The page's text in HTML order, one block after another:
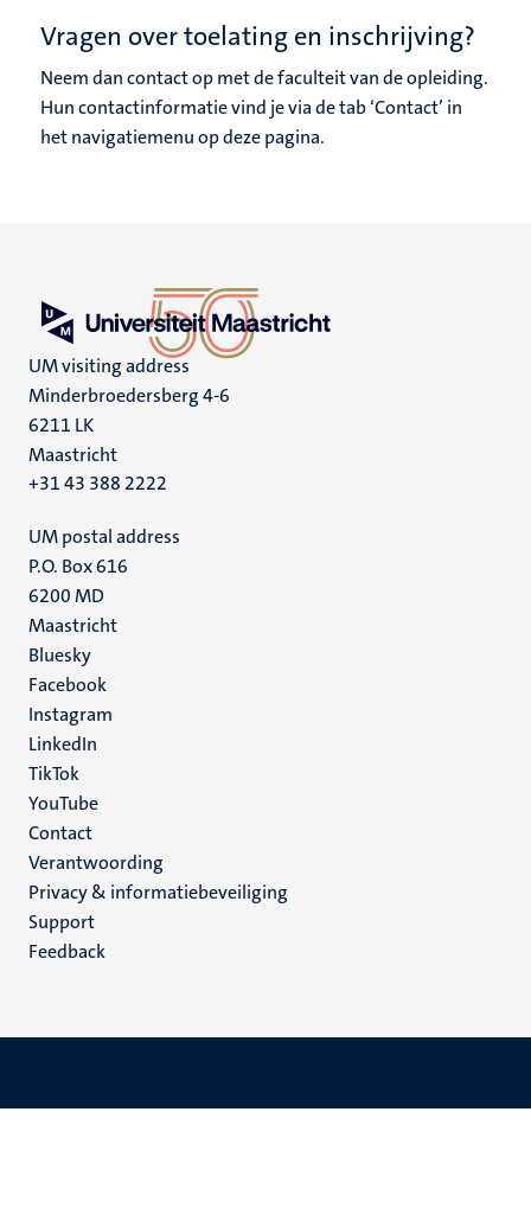
Vragen over toelating en inschrijving?
Neem dan contact op met de faculteit van de opleiding.
Hun contactinformatie vind je via de tab ‘Contact’ in
het navigatiemenu op deze pagina.
UM visiting address
Minderbroedersberg 4-6
6211 LK
Maastricht
+31 43 388 2222
UM postal address
P.O. Box 616
6200 MD
Maastricht
Social
media
Bluesky
Facebook
Instagram
LinkedIn
TikTok
YouTube
Menu
footer
(NL)
Contact
Verantwoording
Privacy & informatiebeveiliging
Support
Feedback